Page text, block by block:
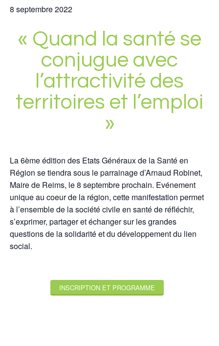
8 septembre 2022
« Quand la santé se
conjugue avec
l’attractivité des
territoires et l’emploi
»
La 6ème édition des Etats Généraux de la Santé en
Région se tiendra sous le parrainage d’Arnaud Robinet,
Maire de Reims, le 8 septembre prochain. Evénement
unique au coeur de la région, cette manifestation permet
à l’ensemble de la société civile en santé de réfléchir,
s’exprimer, partager et échanger sur les grandes
questions de la solidarité et du développement du lien
social.
INSCRIPTION ET PROGRAMME